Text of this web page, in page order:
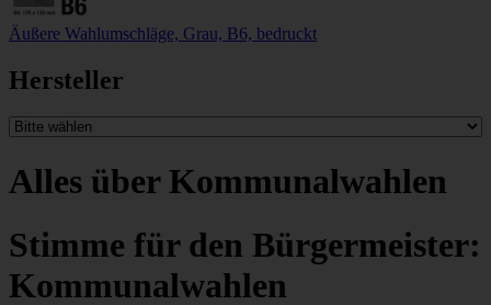
Äußere Wahlumschläge, Grau, B6, bedruckt
Hersteller
Alles über Kommunalwahlen
Stimme für den Bürgermeister:
Kommunalwahlen